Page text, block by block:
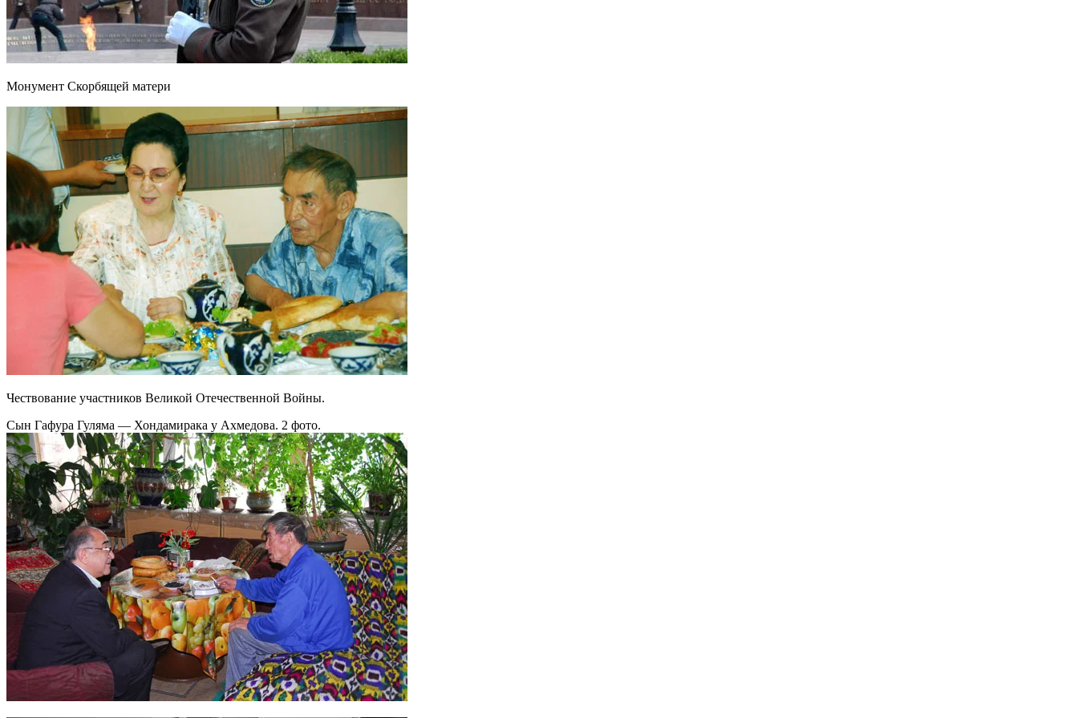
Монумент Скорбящей матери
Чествование участников Великой Отечественной Войны.
Сын Гафура Гуляма — Хондамирака у Ахмедова. 2 фото.